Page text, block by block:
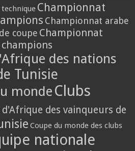
Championnat
Championnat arabe
coupe Championnat
des nations
Tunisie
monde Clubs
d'Afrique des vainqueurs de
Coupe du monde des clubs
nationale